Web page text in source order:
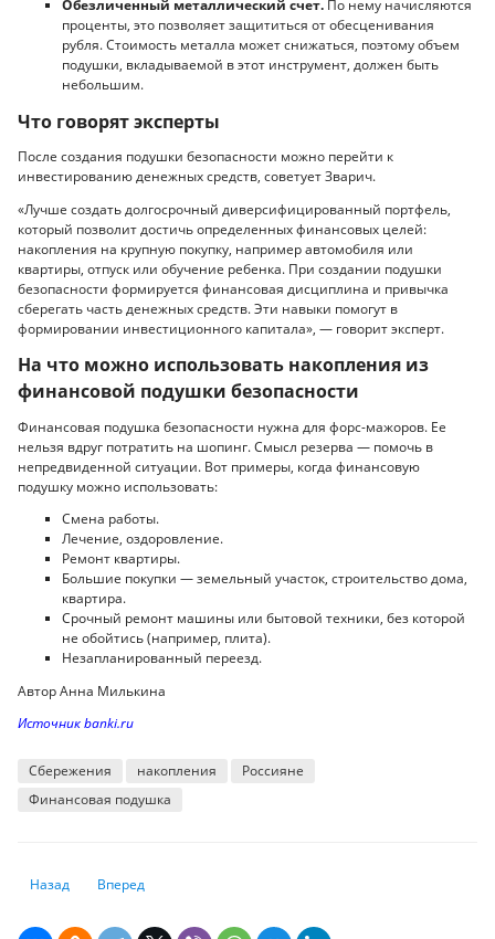
Обезличенный металлический счет. По нему начисляются
проценты, это позволяет защититься от обесценивания
рубля. Стоимость металла может снижаться, поэтому объем
подушки, вкладываемой в этот инструмент, должен быть
небольшим.
Что говорят эксперты
После создания подушки безопасности можно перейти к
инвестированию денежных средств, советует Зварич.
«Лучше создать долгосрочный диверсифицированный портфель,
который позволит достичь определенных финансовых целей:
накопления на крупную покупку, например автомобиля или
квартиры, отпуск или обучение ребенка. При создании подушки
безопасности формируется финансовая дисциплина и привычка
сберегать часть денежных средств. Эти навыки помогут в
формировании инвестиционного капитала», — говорит эксперт.
На что можно использовать накопления из
финансовой подушки безопасности
Финансовая подушка безопасности нужна для форс-мажоров. Ее
нельзя вдруг потратить на шопинг. Смысл резерва — помочь в
непредвиденной ситуации. Вот примеры, когда финансовую
подушку можно использовать:
Смена работы.
Лечение, оздоровление.
Ремонт квартиры.
Большие покупки — земельный участок, строительство дома,
квартира.
Срочный ремонт машины или бытовой техники, без которой
не обойтись (например, плита).
Незапланированный переезд.
Автор Анна Милькина
Источник banki.ru
Сбережения накопления
Россияне
Финансовая подушка
Предыдущий: Задержка пенсии: почему выплата не пришла вовремя
Назад Следующий: Неименная карта: что это такое и чем
Вперед